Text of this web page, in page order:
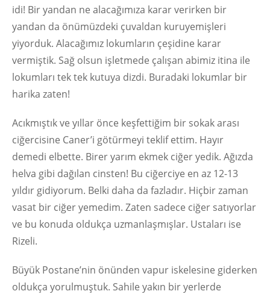
idi! Bir yandan ne alacağımıza karar verirken bir
yandan da önümüzdeki çuvaldan kuruyemişleri
yiyorduk. Alacağımız lokumların çeşidine karar
vermiştik. Sağ olsun işletmede çalışan abimiz itina ile
lokumları tek tek kutuya dizdi. Buradaki lokumlar bir
harika zaten!
Acıkmıştık ve yıllar önce keşfettiğim bir sokak arası
ciğercisine Caner’i götürmeyi teklif ettim. Hayır
demedi elbette. Birer yarım ekmek ciğer yedik. Ağızda
helva gibi dağılan cinsten! Bu ciğerciye en az 12-13
yıldır gidiyorum. Belki daha da fazladır. Hiçbir zaman
vasat bir ciğer yemedim. Zaten sadece ciğer satıyorlar
ve bu konuda oldukça uzmanlaşmışlar. Ustaları ise
Rizeli.
Büyük Postane’nin önünden vapur iskelesine giderken
oldukça yorulmuştuk. Sahile yakın bir yerlerde